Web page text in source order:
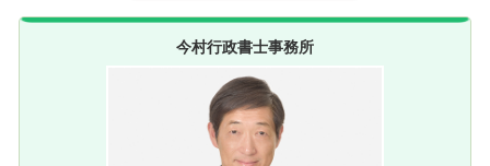
今村行政書士事務所